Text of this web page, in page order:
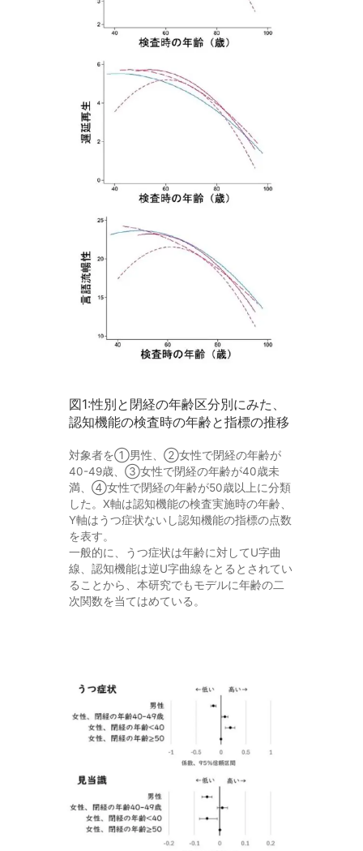
図1:性別と閉経の年齢区分別にみた、
認知機能の検査時の年齢と指標の推移
対象者を①男性、②女性で閉経の年齢が
40-49歳、③女性で閉経の年齢が40歳未
満、④女性で閉経の年齢が50歳以上に分類
した。X軸は認知機能の検査実施時の年齢、
Y軸はうつ症状ないし認知機能の指標の点数
を表す。
一般的に、うつ症状は年齢に対してU字曲
線、認知機能は逆U字曲線をとるとされてい
ることから、本研究でもモデルに年齢の二
次関数を当てはめている。